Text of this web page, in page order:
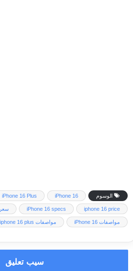
الوسوم iPhone 16
iPhone 16 Plus
iphone 16 price
iPhone 16 specs سعر iphone 16 plus
مواصفات iPhone 16 مواصفات iphone 16 plus
سيب تعليق